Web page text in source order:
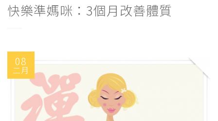
快樂準媽咪：3個月改善體質
08
二月